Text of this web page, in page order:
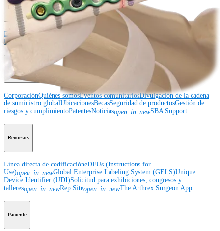
Educación médica
Educación médica Descripción de cursos Calendario de cursos
Ubicaciones
Nuestro departamento de educación médica
Corporación
CorporaciónQuiénes somosEventos comunitariosDivulgación de la cadena
de suministro globalUbicacionesBecasSeguridad de productosGestión de
riesgos y cumplimientoPatentesNoticiasopen_in_newSBA Support
Recursos
Línea directa de codificacióneDFUs (Instructions for
Use)open_in_newGlobal Enterprise Labeling System (GELS)Unique
Device Identifier (UDI)Solicitud para exhibiciones, congresos y
talleresopen_in_newRep Siteopen_in_newThe Arthrex Surgeon App
Paciente